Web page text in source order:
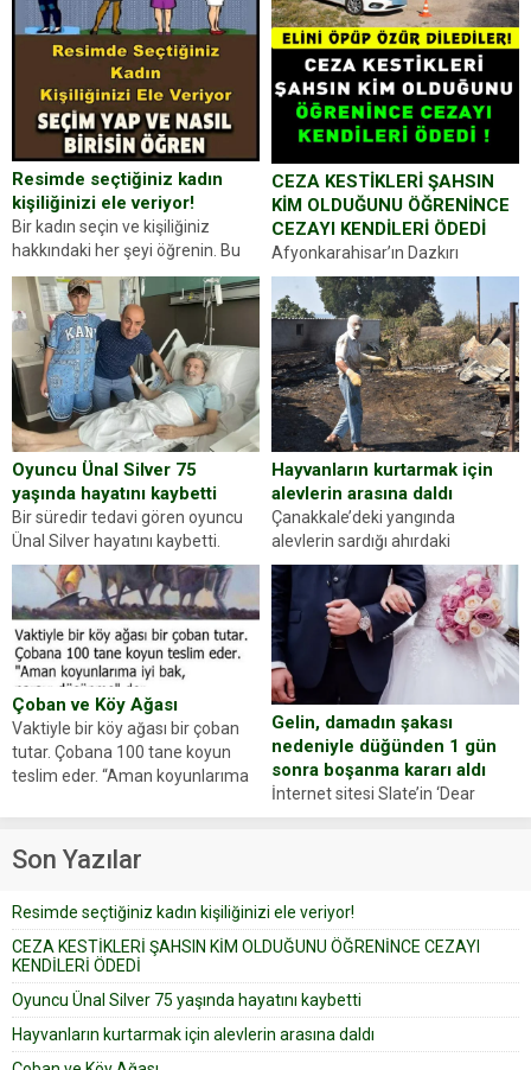
Resimde seçtiğiniz kadın
kişiliğinizi ele veriyor!
Bir kadın seçin ve kişiliğiniz
hakkındaki her şeyi öğrenin. Bu
kez karşınıza oldukça farklı bir
kişilik testiyle çıkıyoruz. Resimde
gördüğünüz kadın figürlerinden
dikkatinizi en...
CEZA KESTİKLERİ ŞAHSIN
KİM OLDUĞUNU ÖĞRENİNCE
CEZAYI KENDİLERİ ÖDEDİ
Afyonkarahisar’ın Dazkırı
ilçesinde trafik uygulaması
yapan jandarma ekipleri
durdurdukları bir otomobilin
sürücüsünden ehliyet ve ruhsat
sorup belgelerini istedi. Sürücü
Abdurrahman Ö.nün verdiği
evraklarda eksik olduğunu...
Oyuncu Ünal Silver 75
yaşında hayatını kaybetti
Bir süredir tedavi gören oyuncu
Ünal Silver hayatını kaybetti.
Haberi, oyuncunun menajerlik
ajansı duyurdu. Renda Güner,
sosyal medya hesabında “Usta
Oyuncumuz ve çok değerli
dostumuz...
Hayvanların kurtarmak için
alevlerin arasına daldı
Çanakkale’deki yangında
alevlerin sardığı ahırdaki
hayvanlarını kurtarmak isteyen
Zeki Demir (66) ölümden döndü.
Yüzünde ve ellerinde yanıklar
oluşan Demir, kâbus dolu anları
anlattı… Merkeze bağlı...
Çoban ve Köy Ağası
Vaktiyle bir köy ağası bir çoban
tutar. Çobana 100 tane koyun
teslim eder. “Aman koyunlarıma
Çoban koyunları alır gider. Aylar...
Gelin, damadın şakası
nedeniyle düğünden 1 gün
sonra boşanma kararı aldı
İnternet sitesi Slate’in ‘Dear
Prudence’ isimli tavsiye köşesine
yapıştırdığı için düğünden...
Son Yazılar
Resimde seçtiğiniz kadın kişiliğinizi ele veriyor!
CEZA KESTİKLERİ ŞAHSIN KİM OLDUĞUNU ÖĞRENİNCE CEZAYI
KENDİLERİ ÖDEDİ
Oyuncu Ünal Silver 75 yaşında hayatını kaybetti
Hayvanların kurtarmak için alevlerin arasına daldı